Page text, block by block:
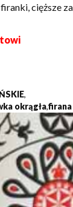
cięższe
,
okrągła,